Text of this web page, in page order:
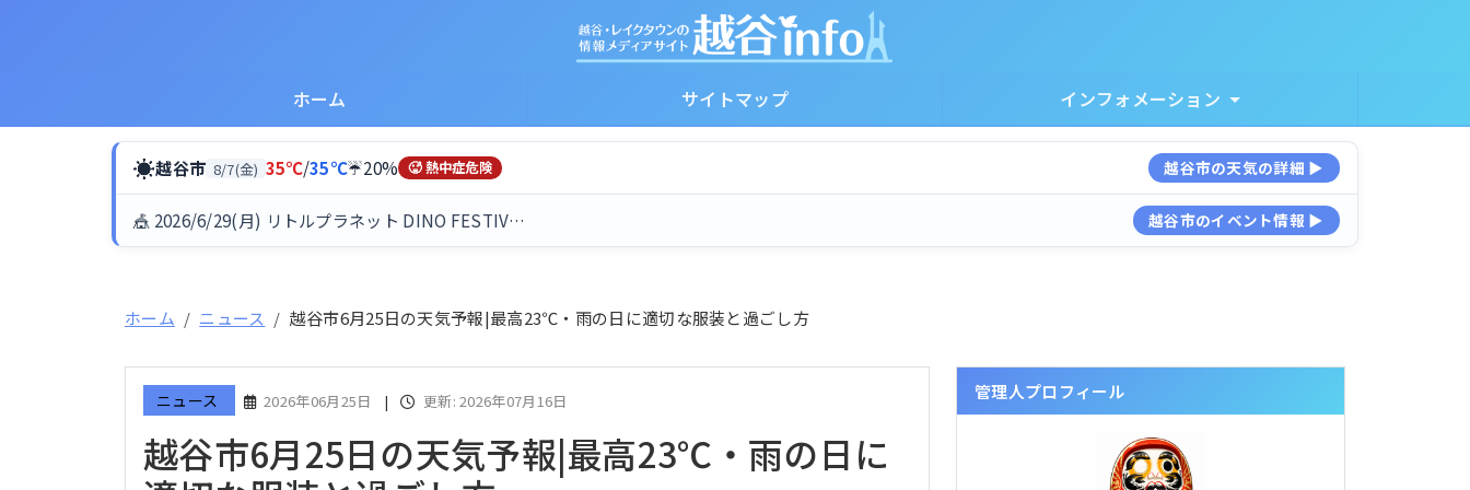
ホーム サイトマップ インフォメーション
☀越谷市 8/7(金) 35℃/35℃☔20% 🥵 熱中症危険 越谷市の天気の詳細 ▶
🎪 2026/6/29(月) リトルプラネット DINO FESTIV… 越谷市のイベント情報 ▶
ホーム ニュース 越谷市6月25日の天気予報|最高23℃・雨の日に適切な服装と過ごし方
ニュース 2026年06月25日 | 更新: 2026年07月16日
越谷市6月25日の天気予報|最高23℃・雨の日に
管理人プロフィール